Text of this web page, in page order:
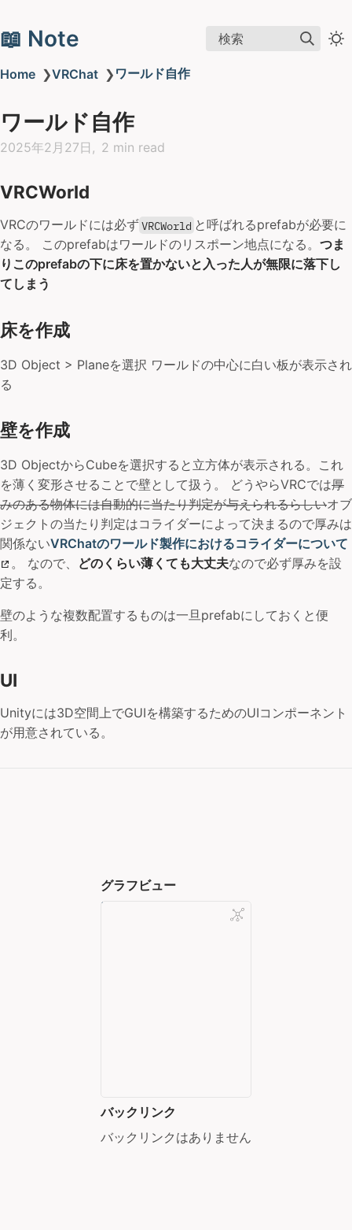
📖 Note 検索
Home ❯VRChat ❯ ワールド自作
ワールド自作
2025年2月27日 2 min read
VRCWorld
VRCのワールドには必ずVRCWorld と呼ばれるprefabが必要に
なる。 このprefabはワールドのリスポーン地点になる。 つま
りこのprefabの下に床を置かないと入った人が無限に落下し
てしまう
床を作成
3D Object > Planeを選択 ワールドの中心に白い板が表示され
る
壁を作成
3D ObjectからCubeを選択すると立方体が表示される。これ
を薄く変形させることで壁として扱う。 どうやらVRCでは厚
みのある物体には自動的に当たり判定が与えられるらしいオブ
ジェクトの当たり判定はコライダーによって決まるので厚みは
関係ないVRChatのワールド製作におけるコライダーについて
。 なので、
どのくらい薄くても大丈夫なので必ず厚みを設
定する。
壁のような複数配置するものは一旦prefabにしておくと便
利。
UI
Unityには3D空間上でGUIを構築するためのUIコンポーネント
が用意されている。
グラフビュー
バックリンク
バックリンクはありません